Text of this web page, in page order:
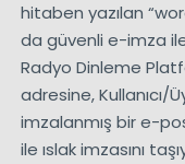
hitaben yazılan
da güvenli e-imza
Radyo Dinleme
adresine, Kullanıcı/
imzalanmış bir e-
ile ıslak imzasını